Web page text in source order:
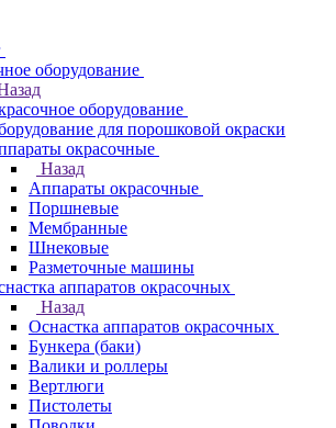
оборудование
оборудование
для порошковой окраски
окрасочные
Назад
Аппараты окрасочные
Поршневые
Мембранные
Шнековые
Разметочные машины
аппаратов окрасочных
Назад
Оснастка аппаратов окрасочных
Бункера (баки)
Валики и роллеры
Вертлюги
Пистолеты